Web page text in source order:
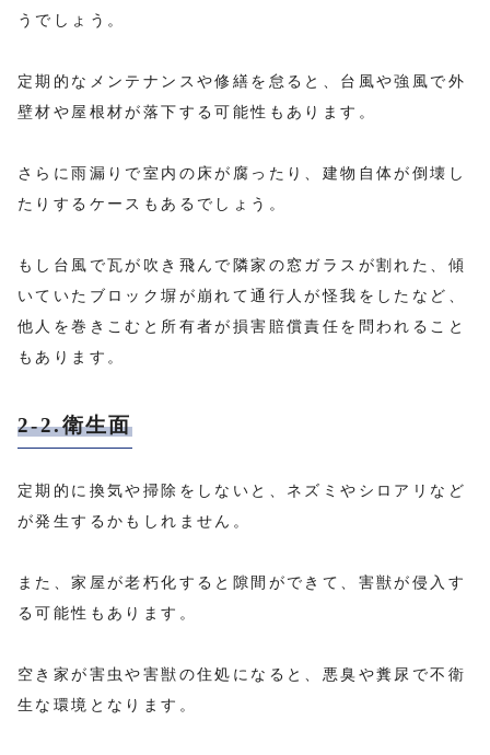
うでしょう。
定期的なメンテナンスや修繕を怠ると、台風や強風で外
壁材や屋根材が落下する可能性もあります。
さらに雨漏りで室内の床が腐ったり、建物自体が倒壊し
たりするケースもあるでしょう。
もし台風で瓦が吹き飛んで隣家の窓ガラスが割れた、傾
いていたブロック塀が崩れて通行人が怪我をしたなど、
他人を巻きこむと所有者が損害賠償責任を問われること
もあります。
2-2.衛生面
定期的に換気や掃除をしないと、ネズミやシロアリなど
が発生するかもしれません。
また、家屋が老朽化すると隙間ができて、害獣が侵入す
る可能性もあります。
空き家が害虫や害獣の住処になると、悪臭や糞尿で不衛
生な環境となります。